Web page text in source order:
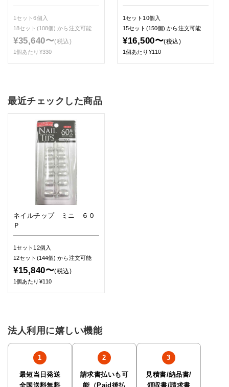
1セット6個入
18セット(108個)から注文可能
¥35,640〜(税込)
1個あたり¥330
1セット10個入
15セット(150個)から注文可能
¥16,500〜(税込)
1個あたり¥110
最近チェックした商品
ネイルチップ ミニ ６０
Ｐ
1セット12個入
12セット(144個)から注文可能
¥15,840〜(税込)
1個あたり¥110
法人利用に嬉しい機能
最短当日発送
全国送料無料
請求書払いも可
能（Paid後払
見積書/納品書/
領収書/請求書